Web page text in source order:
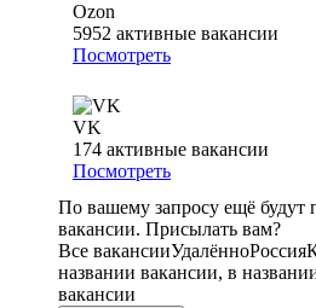
Ozon
5952 активные вакансии
Посмотреть
VK
174 активные вакансии
Посмотреть
По вашему запросу ещё будут
вакансии. Присылать вам?
Все вакансииУдалённоРоссия
названии вакансии, в
вакансии